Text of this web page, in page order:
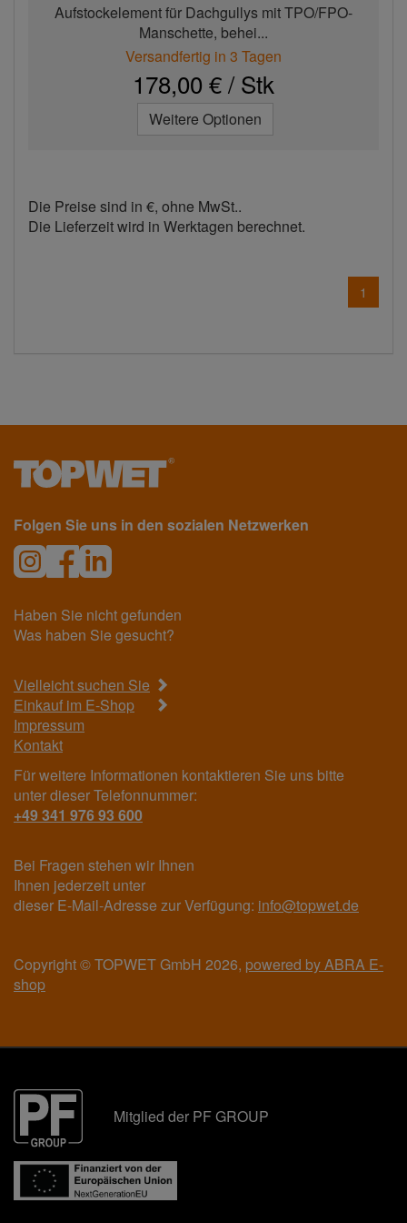
Aufstockelement für Dachgullys mit TPO/FPO-
Manschette, behei...
Versandfertig in 3 Tagen
178,00 € / Stk
Weitere Optionen
Die Preise sind in €, ohne MwSt..
Die Lieferzeit wird in Werktagen berechnet.
1
Folgen Sie uns in den sozialen Netzwerken
Haben Sie nicht gefunden
Was haben Sie gesucht?
Vielleicht suchen Sie
Einkauf im E-Shop
Impressum
Kontakt
Für weitere Informationen kontaktieren Sie uns bitte
unter dieser Telefonnummer:
+49 341 976 93 600
Bei Fragen stehen wir Ihnen
Ihnen jederzeit unter
dieser E-Mail-Adresse zur Verfügung: info@topwet.de
Copyright © TOPWET GmbH 2026, powered by ABRA E-
shop
Mitglied der PF GROUP